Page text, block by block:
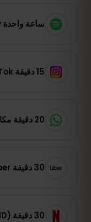
ساعة واحدة Spotify
15 دقيقة Instagram / TikTok
20 دقيقة مكالمة فيديو WhatsApp
30 دقيقة Uber
30 دقيقة Netflix (HD)